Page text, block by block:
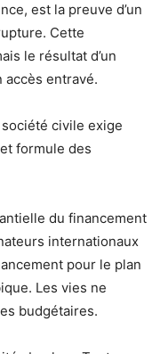
est la preuve d’un
Cette
le résultat d’un
accès entravé.
civile exige
formule des
du financement
internationaux
pour le plan
Les vies ne
budgétaires.